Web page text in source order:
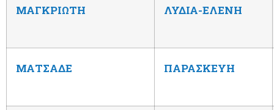
ΜΑΓΚΡΙΩΤΗ ΛΥΔΙΑ-ΕΛΕΝΗ
ΜΑΤΣΑΔΕ ΠΑΡΑΣΚΕΥΗ